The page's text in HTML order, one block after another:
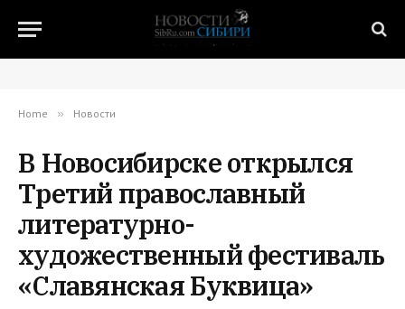
Home » Новости
В Новосибирске открылся
Третий православный
литературно-
художественный фестиваль
«Славянская Буквица»